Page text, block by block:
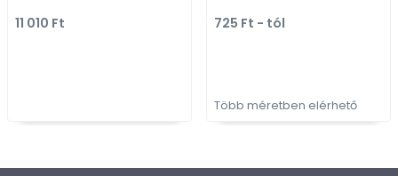
gombfogantyú,
11 010 Ft
bútorfogantyú
725 Ft - tól
Több méretben elérhető